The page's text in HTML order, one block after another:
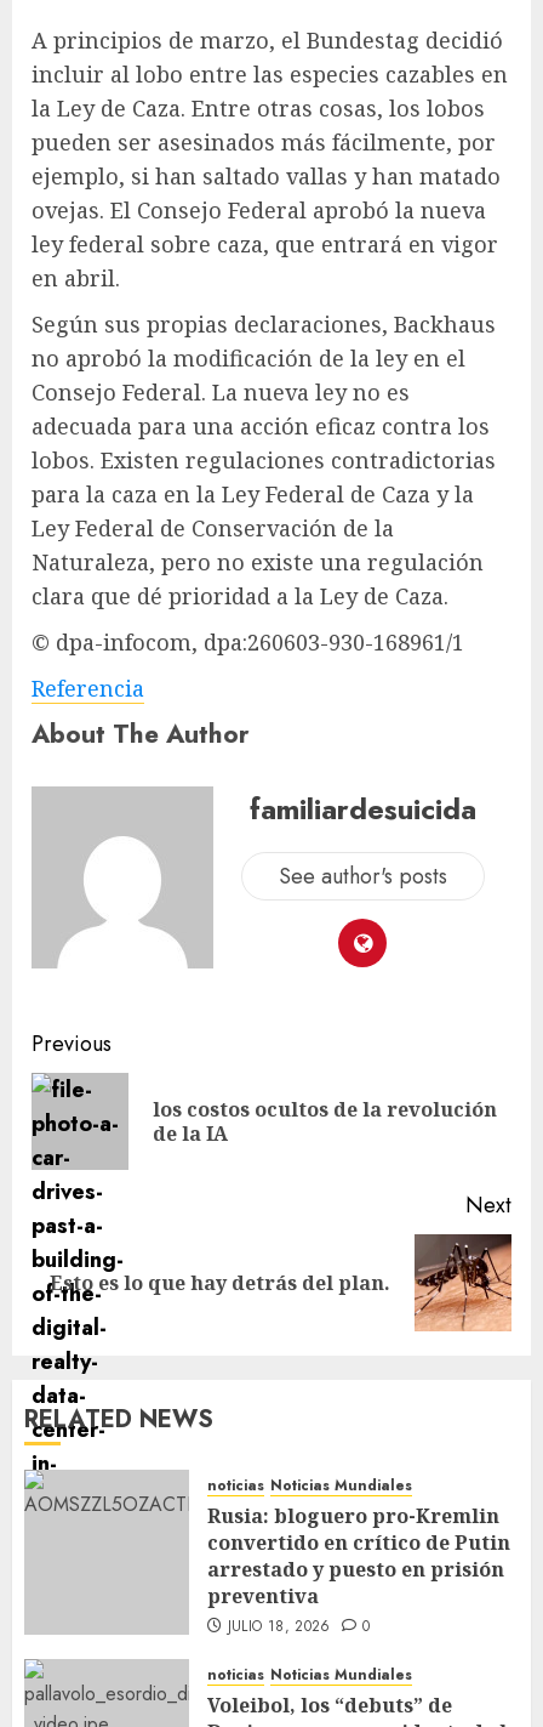
A principios de marzo, el Bundestag decidió
incluir al lobo entre las especies cazables en
la Ley de Caza. Entre otras cosas, los lobos
pueden ser asesinados más fácilmente, por
ejemplo, si han saltado vallas y han matado
ovejas. El Consejo Federal aprobó la nueva
ley federal sobre caza, que entrará en vigor
en abril.
Según sus propias declaraciones, Backhaus
no aprobó la modificación de la ley en el
Consejo Federal. La nueva ley no es
adecuada para una acción eficaz contra los
lobos. Existen regulaciones contradictorias
para la caza en la Ley Federal de Caza y la
Ley Federal de Conservación de la
Naturaleza, pero no existe una regulación
clara que dé prioridad a la Ley de Caza.
© dpa-infocom, dpa:260603-930-168961/1
Referencia
About The Author
familiardesuicida
See author's posts
Previous
los costos ocultos de la revolución
de la IA
Next
Esto es lo que hay detrás del plan.
RELATED NEWS
noticias Noticias Mundiales
Rusia: bloguero pro-Kremlin
convertido en crítico de Putin
arrestado y puesto en prisión
preventiva
JULIO 18, 2026 0
noticias Noticias Mundiales
Voleibol, los “debuts” de